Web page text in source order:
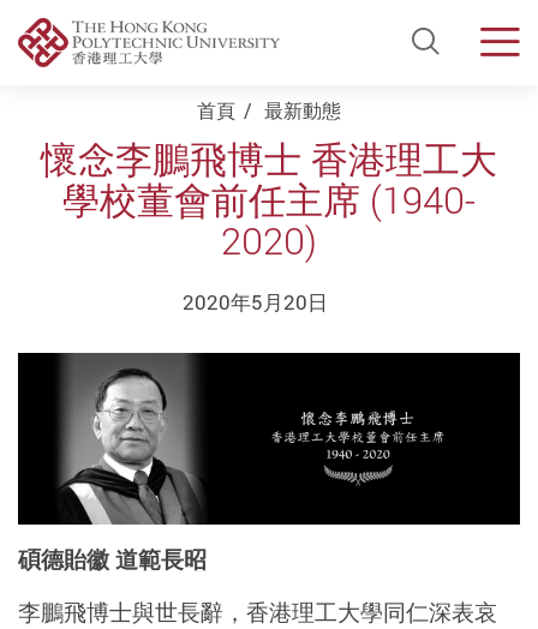
Open
首頁 最新動態
懷念李鵬飛博士 香港理工大
學校董會前任主席 (1940-
2020)
2020年5月20日
碩德貽徽 道範長昭
李鵬飛博士與世長辭，香港理工大學同仁深表哀